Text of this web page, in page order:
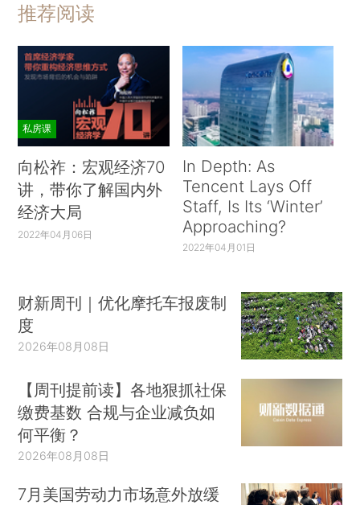
推荐阅读
私房课
向松祚：宏观经济70
讲，带你了解国内外
经济大局
2022年04月06日
In Depth: As
Tencent Lays Off
Staff, Is Its ‘Winter’
Approaching?
2022年04月01日
财新周刊｜优化摩托车报废制
度
2026年08月08日
【周刊提前读】各地狠抓社保
缴费基数 合规与企业减负如
何平衡？
2026年08月08日
7月美国劳动力市场意外放缓